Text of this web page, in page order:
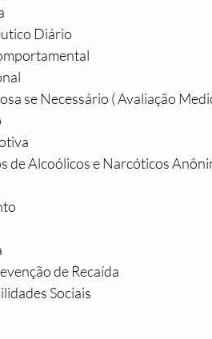
Diário
se Necessário ( Avaliação
de Alcoólicos e Narcóticos
de Recaída
Sociais